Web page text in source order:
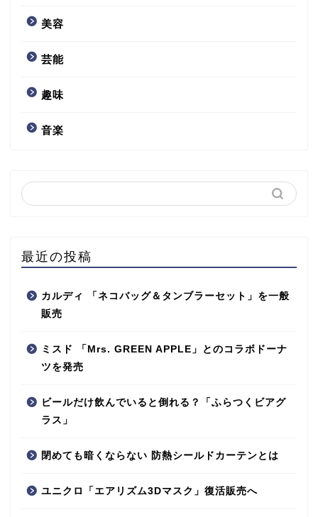
美容
芸能
趣味
音楽
最近の投稿
カルディ 「ネコバッグ＆タンブラーセット」を一般
販売
ミスド 「Mrs. GREEN APPLE」とのコラボドーナ
ツを発売
ビールだけ飲んでいると倒れる？「ふらつくビアグ
ラス」
閉めても暗くならない 防熱シールドカーテンとは
ユニクロ「エアリズム3Dマスク」復活販売へ